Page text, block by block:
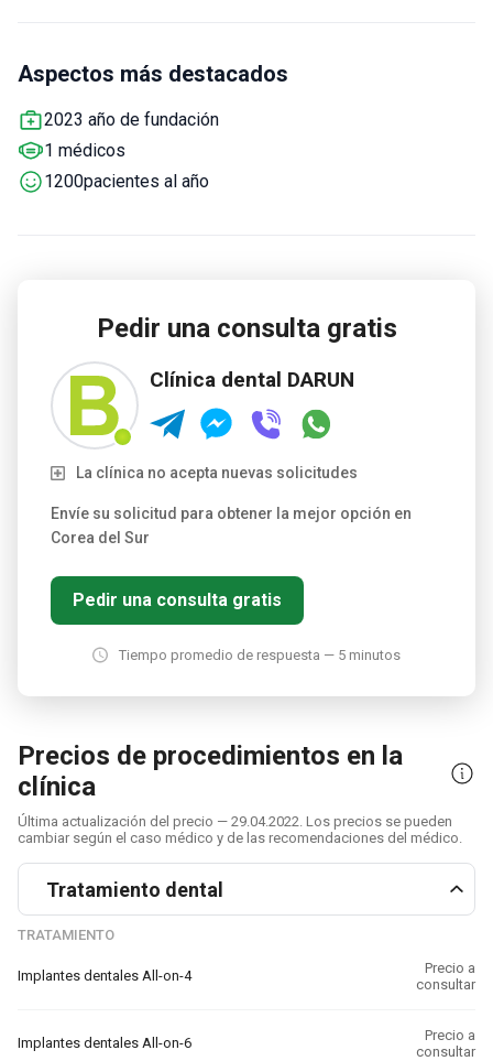
supervisan todo el proceso de tratamiento de la A a la Z:
bajo el mismo techo. Los especialistas pueden realizar
cualquier ajuste el mismo día, minimizando el número de
visitas necesarias para el tratamiento.
Aspectos más destacados
2023 año de fundación
1 médicos
1200pacientes al año
Pedir una consulta gratis
Clínica dental DARUN
La clínica no acepta nuevas solicitudes
Envíe su solicitud para obtener la mejor opción en
Corea del Sur
Pedir una consulta gratis
Tiempo promedio de respuesta — 5 minutos
Precios de procedimientos en la
clínica
Última actualización del precio — 29.04.2022. Los precios se pueden
cambiar según el caso médico y de las recomendaciones del médico.
Tratamiento dental
TRATAMIENTO
Implantes dentales All-on-4
Precio a
consultar
Implantes dentales All-on-6
Precio a
consultar